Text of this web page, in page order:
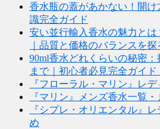
香水瓶の蓋があかない！開
識完全ガイド
安い並行輸入香水の魅力とは
｜品質と価格のバランスを探
90ml香水どれくらいの秘密
まで｜初心者必見完全ガイド
『フローラル・マリン』レ
『マリン』メンズ香水一覧・
『シプレ・オリエンタル』
め